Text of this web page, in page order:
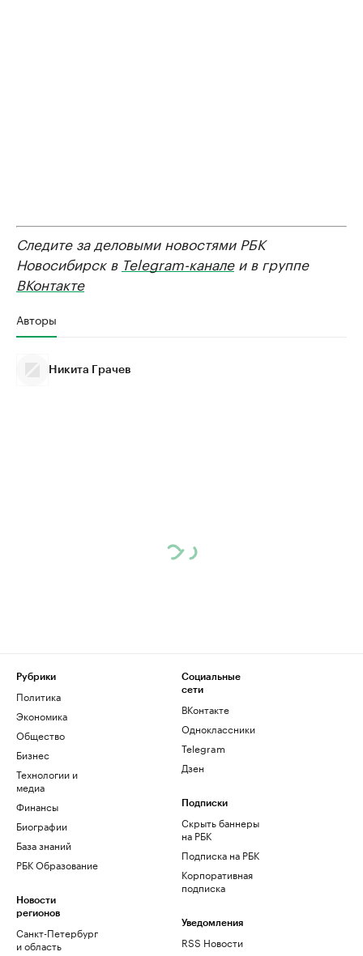
Следите за деловыми новостями РБК
Новосибирск в Telegram-каналеи в группе
ВКонтакте
Авторы
Никита Грачев
Рубрики
Политика
Экономика
Общество
Бизнес
Технологии и
медиа
Финансы
Биографии
База знаний
РБК Образование
Новости
регионов
Санкт-Петербург
и область
Социальные
сети
ВКонтакте
Одноклассники
Telegram
Дзен
Подписки
Скрыть баннеры
на РБК
Подписка на РБК
Корпоративная
подписка
Уведомления
RSS Новости